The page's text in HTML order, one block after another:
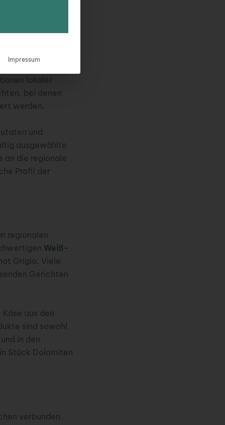
bei denen
werden.
und
ausgewählte
an die regionale
Profil der
regionalen
Weiß-
Grigio. Viele
Gerichten
aus den
sind sowohl
in den
Stück Dolomiten
verbunden.
Impressum